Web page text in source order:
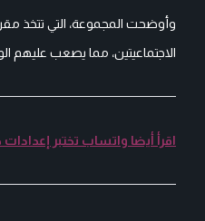
وأوضحت المجموعة، التي تتخذ
الاجتماعيتين، مما يصعب عليهم
اقرأ أيضا واتساب تختبر إعدادات